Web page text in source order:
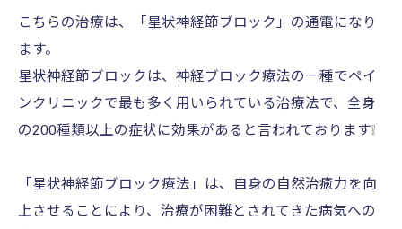
こちらの治療は、「星状神経節ブロック」の通電になり
ます。
星状神経節ブロックは、神経ブロック療法の一種でペイ
ンクリニックで最も多く用いられている治療法で、全身
の200種類以上の症状に効果があると言われております❕
「星状神経節ブロック療法」は、自身の自然治癒力を向
上させることにより、治療が困難とされてきた病気への